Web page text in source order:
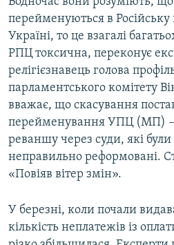
перейменуються в Російську
Україні, то це взагалі
РПЦ токсична, переконує
релігієзнавець голова
парламентського комітету
вважає, що скасування
перейменування УПЦ (МП) –
реваншу через суди, які
неправильно реформовані.
«Повіяв вітер змін».
У березні, коли почали
кількість неплатежів із